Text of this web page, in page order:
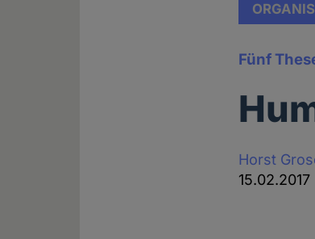
Fünf
Horst
15.02.2017